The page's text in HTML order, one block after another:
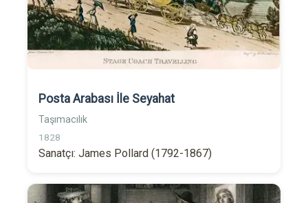
Posta Arabası İle Seyahat
Taşımacılık
1828
Sanatçı: James Pollard (1792-1867)